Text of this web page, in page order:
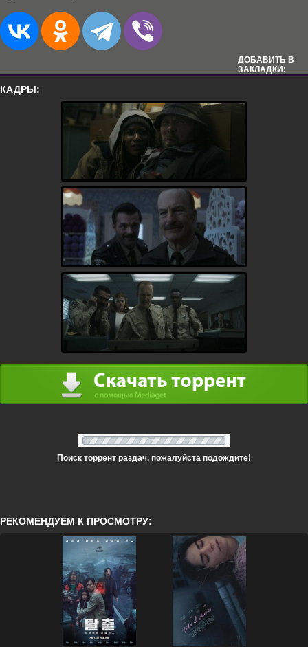
ДОБАВИТЬ В
ЗАКЛАДКИ:
КАДРЫ:
Поиск торрент раздач, пожалуйста подождите!
РЕКОМЕНДУЕМ К ПРОСМОТРУ: